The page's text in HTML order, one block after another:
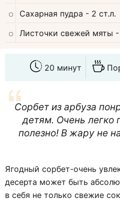
Сахарная пудра - 2 ст.л.
Листочки свежей мяты
20 минут
Сорбет из арбуза
детям. Очень легко
полезно! В жару не
Ягодный сорбет-очень
десерта может быть
в себя не только свежие